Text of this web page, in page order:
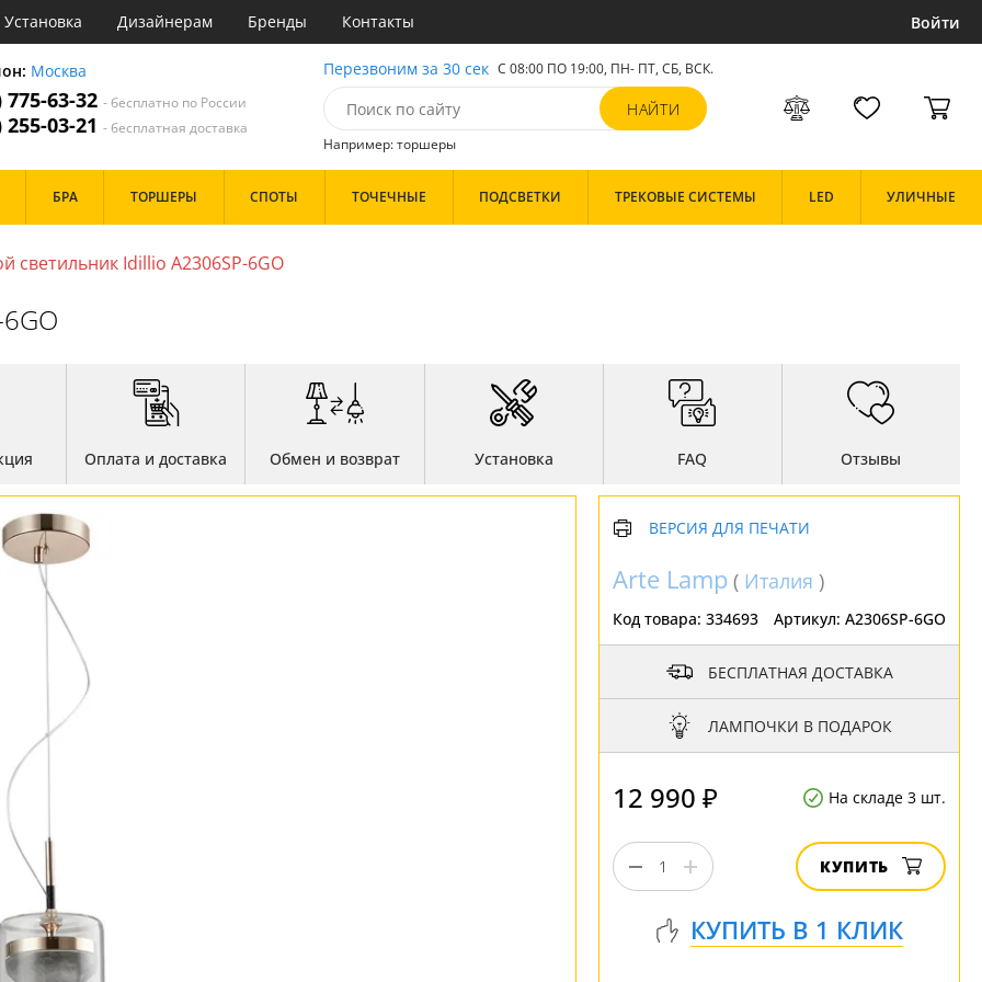
Установка Дизайнерам Бренды Контакты Войти
Москва
775-63-32 - бесплатно по России
255-03-21 - бесплатная доставка
Перезвоним за 30 сек С 08:00 ПО 19:00, ПН- ПТ,СБ, ВСК.
Например: торшеры
Зал
Белые
Золото
Прозрачные
Хром
БРА ТОРШЕРЫ СПОТЫ ТОЧЕЧНЫЕ ПОДСВЕТКИ ТРЕКОВЫЕ СИСТЕМЫ LED УЛИЧНЫЕ
светильник Idillio A2306SP-6GO
Оплата и доставка Обмен и возврат Установка FAQ Отзывы
ВЕРСИЯ ДЛЯ ПЕЧАТИ
Arte Lamp ( Италия )
Код товара: 334693 Артикул: A2306SP-6GO
БЕСПЛАТНАЯ ДОСТАВКА
ЛАМПОЧКИ В ПОДАРОК
12 990 ₽ На складе 3 шт.
КУПИТЬ